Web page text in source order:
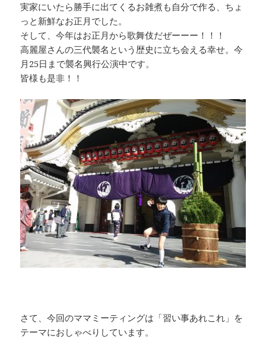
実家にいたら勝手に出てくるお雑煮も自分で作る、ちょ
っと新鮮なお正月でした。
そして、今年はお正月から歌舞伎だぜーーー！！！
高麗屋さんの三代襲名という歴史に立ち会える幸せ。今
月25日まで襲名興行公演中です。
皆様も是非！！
さて、今回のママミーティングは「習い事あれこれ」を
テーマにおしゃべりしています。